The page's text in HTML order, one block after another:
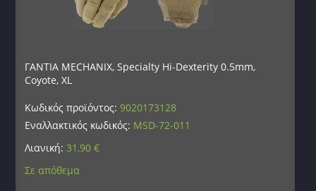
ΓΑΝΤΙΑ MECHANIX, Specialty Hi-Dexterity 0.5mm,
Coyote, XL
Κωδικός προϊόντος:9020173128
Εναλλακτικός κωδικός: MSD-72-011
Λιανική: 31,90€
Σε απόθεμα